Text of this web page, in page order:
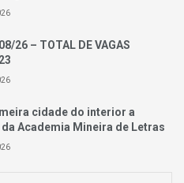
26 – TOTAL DE VAGAS
cidade do interior a
Academia Mineira de Letras